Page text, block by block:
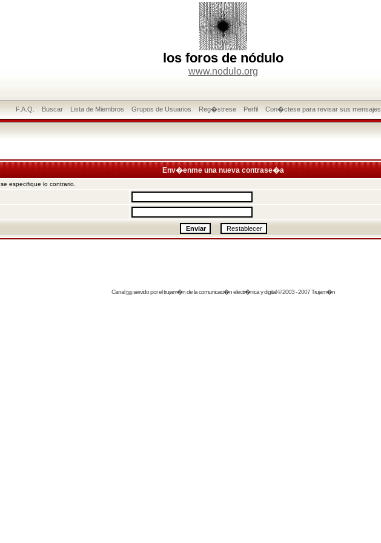
los foros de nódulo
www.nodulo.org
F.A.Q. Buscar Lista de Miembros Grupos de Usuarios Reg�strese Perfil Con�ctese para revisar sus mensajes
Env�enme una nueva contrase�a
especifique lo contrario.
Canalrssservido por eltrujam�nde la comunicaci�n electr�nica y digital © 2003 - 2007 Trujam�n